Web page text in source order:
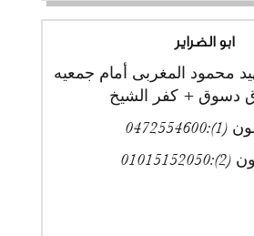
ابو الضراير
محمود المغربى أمام جمعيه
دسوق + كفر الشيخ
(1):
0472554600
(2):
01015152050